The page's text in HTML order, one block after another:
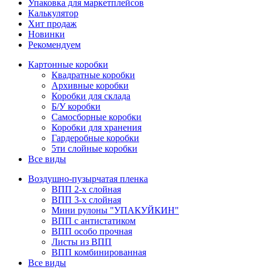
Упаковка для маркетплейсов
Калькулятор
Хит продаж
Новинки
Рекомендуем
Картонные коробки
Квадратные коробки
Архивные коробки
Коробки для склада
Б/У коробки
Самосборные коробки
Коробки для хранения
Гардеробные коробки
5ти слойные коробки
Все виды
Воздушно-пузырчатая пленка
ВПП 2-х слойная
ВПП 3-х слойная
Мини рулоны "УПАКУЙКИН"
ВПП с антистатиком
ВПП особо прочная
Листы из ВПП
ВПП комбинированная
Все виды